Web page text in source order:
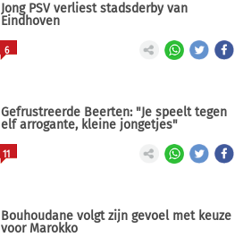
Jong PSV verliest stadsderby van
Eindhoven
6
Gefrustreerde Beerten: "Je speelt tegen
elf arrogante, kleine jongetjes"
11
Bouhoudane volgt zijn gevoel met keuze
voor Marokko